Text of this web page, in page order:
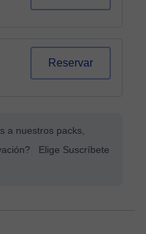
Reservar
a nuestros packs,
Elige Suscríbete